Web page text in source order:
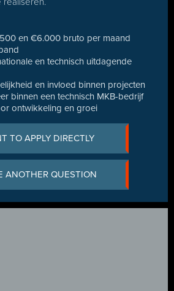
en €6.000 bruto per maand
en technisch uitdagende
en invloed binnen projecten
binnen een technisch MKB-bedrijf
ontwikkeling en groei
TO APPLY DIRECTLY
ANOTHER QUESTION